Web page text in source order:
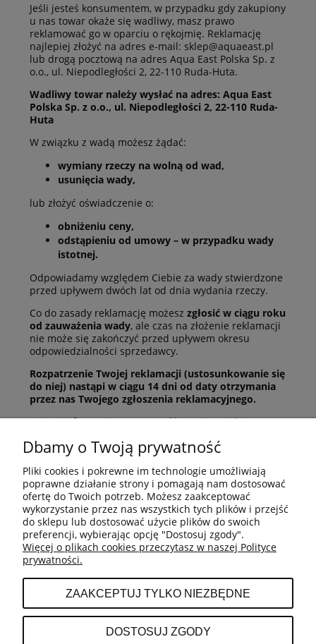
Jeśli jesteś konsumentem, w przypadku gdy zakupiony
u nas towar okaże się wadliwy, masz prawo
reklamować go w oparciu o rękojmię. Reklamację
najlepiej złożyć na adres e-mail: sklep@aquaeast.pl
lub drogą pocztową na adres Aqua East Polska Sp. z
o.o., ul. Niepodległości 2, 22-110 Ruda-Huta.
Wadliwy towar należy wysłać na adres: Aqua East
Polska Sp. z o.o., ul. Niepodległości 2, 22-110 Ruda-
Huta
W związku z wadą możesz żądać:
wymiany rzeczy na wolną od wad,
usunięcia wady,
lub złożyć oświadczenie o:
obniżeniu ceny,
odstąpieniu od umowy – w przypadku wady
istotnej.
Odpowiadamy względem Ciebie za wady stwierdzone
przed upływem dwóch lat od dnia wydania rzeczy.
Co do zasady reklamację możesz zgłosić w ciągu roku
od zauważenia wady, ale czas na złożenie reklamacji
nie może się zakończyć przed upływem okresu
odpowiedzialności sprzedawcy.
Rozpatrzenie Twojej reklamacji (ustosunkowanie się
do niej) nastąpi w ciągu 14 dni od daty otrzymania
przez nas Twojego zgłoszenia reklamacyjnego.
Więcej informacji na temat reklamacji znajdziesz w
O NAS
PŁATNOŚCI I DOSTAWA
Dbamy o Twoją prywatność
Pliki cookies i pokrewne im technologie umożliwiają
poprawne działanie strony i pomagają nam dostosować
ofertę do Twoich potrzeb. Możesz zaakceptować
wykorzystanie przez nas wszystkich tych plików i przejść
do sklepu lub dostosować użycie plików do swoich
preferencji, wybierając opcję "Dostosuj zgody".
Więcej o plikach cookies przeczytasz w naszej Polityce
prywatności.
ZAAKCEPTUJ TYLKO NIEZBĘDNE
DOSTOSUJ ZGODY